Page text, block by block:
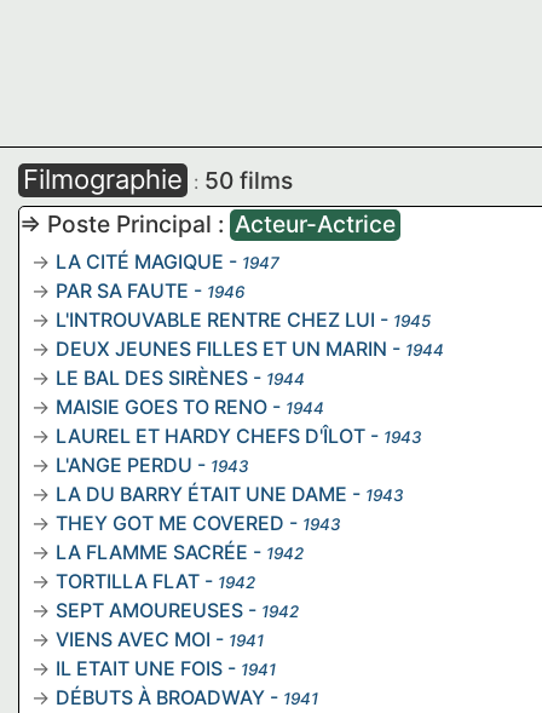
Filmographie : 50 films
=> Poste Principal : Acteur-Actrice
LA CITÉ MAGIQUE - 1947
PAR SA FAUTE - 1946
L'INTROUVABLE RENTRE CHEZ LUI - 1945
DEUX JEUNES FILLES ET UN MARIN - 1944
LE BAL DES SIRÈNES - 1944
MAISIE GOES TO RENO - 1944
LAUREL ET HARDY CHEFS D'ÎLOT - 1943
L'ANGE PERDU - 1943
LA DU BARRY ÉTAIT UNE DAME - 1943
THEY GOT ME COVERED - 1943
LA FLAMME SACRÉE - 1942
TORTILLA FLAT - 1942
SEPT AMOUREUSES - 1942
VIENS AVEC MOI - 1941
IL ETAIT UNE FOIS - 1941
DÉBUTS À BROADWAY - 1941